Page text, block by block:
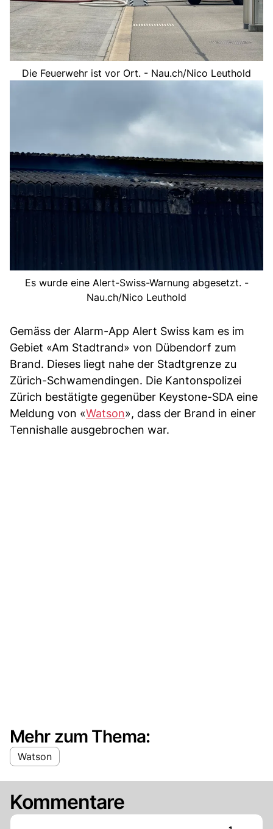
Die Feuerwehr ist vor Ort. - Nau.ch/Nico Leuthold
Es wurde eine Alert-Swiss-Warnung abgesetzt. -
Nau.ch/Nico Leuthold
Gemäss der Alarm-App Alert Swiss kam es im
Gebiet «Am Stadtrand» von Dübendorf zum
Brand. Dieses liegt nahe der Stadtgrenze zu
Zürich-Schwamendingen. Die Kantonspolizei
Zürich bestätigte gegenüber Keystone-SDA eine
Meldung von «Watson», dass der Brand in einer
Tennishalle ausgebrochen war.
Mehr zum Thema:
Watson
Kommentare